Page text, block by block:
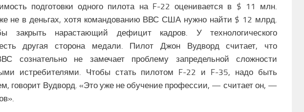
подготовки одного пилота на F-22 оценивается в $ 11 млн.
не в деньгах, хотя командованию ВВС США нужно найти $ 12 млрд.
закрыть нарастающий дефицит кадров. У технологического
есть другая сторона медали. Пилот Джон Вудворд считает, что
сознательно не замечает проблему запредельной сложности
истребителями. Чтобы стать пилотом F-22 и F-35, надо быть
говорит Вудворд. «Это уже не обучение профессии, — считает он, —